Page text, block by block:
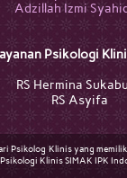
Adzillah Izmi
Psikologi
RS Hermina
RS Asyifa
Psikolog Klinis yang
Klinis SIMAK IPK